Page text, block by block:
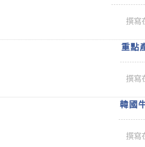
撰寫
重點
撰寫
韓國
撰寫